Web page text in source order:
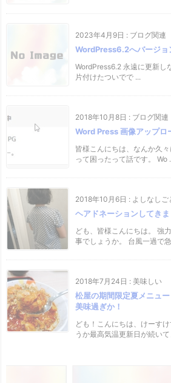
2023年4月9日 : ブログ関連
WordPress6.2へバージョ
WordPress6.2 永遠に更新
片付けたついでで ...
2018年10月8日 : ブログ関連
Word Press 画像アップロ
皆様こんにちは、なんか久
って困ったって話です。 Wo
2018年10月6日 : よしなしご
ヘアドネーションしてきま
ども、皆様こんにちは。 強
事でしょうか。 台風一過で
2018年7月24日 : 美味しい
松屋の期間限定夏メニュ
美味過ぎか！
ども！こんにちは、けーす
うか最高気温更新日が続いて